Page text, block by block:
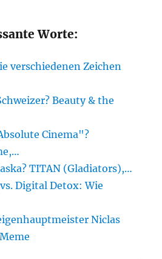
Worte:
verschiedenen Zeichen
Beauty & the
Cinema"?
TITAN (Gladiators),…
Digital Detox: Wie
Niclas